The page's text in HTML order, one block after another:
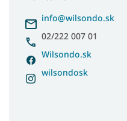
info@wilsondo.sk
02/222 007 01
Wilsondo.sk
wilsondosk